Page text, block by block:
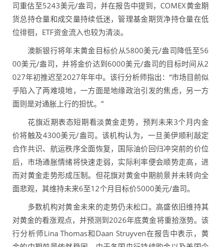
司重估至5243美元/盎司，并在报告中提到，COMEX黄金期
货总持仓量和成交量持续低迷，管理基金期货净持仓量在低
位徘徊，ETF资金流入也较为清淡。
澳新银行将年末黄金目标价从5800美元/盎司降低至56
00美元/盎司，并将金价达到6000美元/盎司的目标时间从2
027年初推迟至2027年年中。该行分析师指出：“市场目前似
乎陷入了两难境地，一方面是地缘政治引发的焦虑，另一方
面则是对通胀上行的担忧。”
花旗近期表态短期看淡黄金走势，预判未来3个月内金
价将触及4300美元/盎司。该机构认为，一旦美伊顺利敲定
合作共识、航运秩序全面恢复，国际油价回归冲突前的价位
后，市场通胀情绪将快速走弱，实际利率便会顺势走高，进
而对黄金走势形成压制。但花旗对黄金中期前景并未转向全
面悲观，其维持未来6至12个月目标价5000美元/盎司。
多数机构对黄金未来的走势仍未松口。高盛依旧维持其
对黄金的看涨观点，并预测到2026年底黄金将重拾涨势。该
行分析师Lina Thomas和Daan Struyven在报告中表示，黄